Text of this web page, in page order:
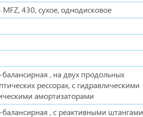
MFZ, 430, сухое, однодисковое
балансирная , на двух продольных
рессорах, с гидравлическими
амортизаторами
балансирная , с реактивными